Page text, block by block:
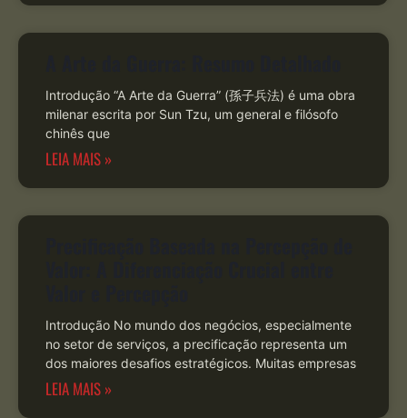
Introdução “A Arte da Guerra” (孫子兵法) é uma obra
milenar escrita por Sun Tzu, um general e filósofo
chinês que
LEIA MAIS »
Introdução No mundo dos negócios, especialmente
no setor de serviços, a precificação representa um
dos maiores desafios estratégicos. Muitas empresas
LEIA MAIS »